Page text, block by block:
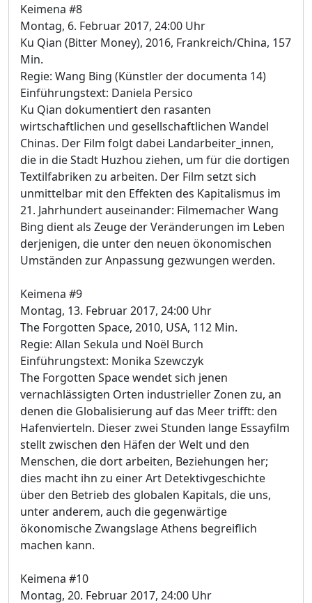
Keimena #8
Montag, 6. Februar 2017, 24:00 Uhr
Ku Qian (Bitter Money), 2016, Frankreich/China, 157
Min.
Regie: Wang Bing (Künstler der documenta 14)
Einführungstext: Daniela Persico
Ku Qian dokumentiert den rasanten
wirtschaftlichen und gesellschaftlichen Wandel
Chinas. Der Film folgt dabei Landarbeiter_innen,
die in die Stadt Huzhou ziehen, um für die dortigen
Textilfabriken zu arbeiten. Der Film setzt sich
unmittelbar mit den Effekten des Kapitalismus im
21. Jahrhundert auseinander: Filmemacher Wang
Bing dient als Zeuge der Veränderungen im Leben
derjenigen, die unter den neuen ökonomischen
Umständen zur Anpassung gezwungen werden.
Keimena #9
Montag, 13. Februar 2017, 24:00 Uhr
The Forgotten Space, 2010, USA, 112 Min.
Regie: Allan Sekula und Noël Burch
Einführungstext: Monika Szewczyk
The Forgotten Space wendet sich jenen
vernachlässigten Orten industrieller Zonen zu, an
denen die Globalisierung auf das Meer trifft: den
Hafenvierteln. Dieser zwei Stunden lange Essayfilm
stellt zwischen den Häfen der Welt und den
Menschen, die dort arbeiten, Beziehungen her;
dies macht ihn zu einer Art Detektivgeschichte
über den Betrieb des globalen Kapitals, die uns,
unter anderem, auch die gegenwärtige
ökonomische Zwangslage Athens begreiflich
machen kann.
Keimena #10
Montag, 20. Februar 2017, 24:00 Uhr